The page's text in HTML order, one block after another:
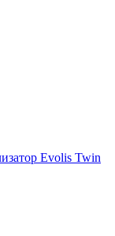
Evolis Twin